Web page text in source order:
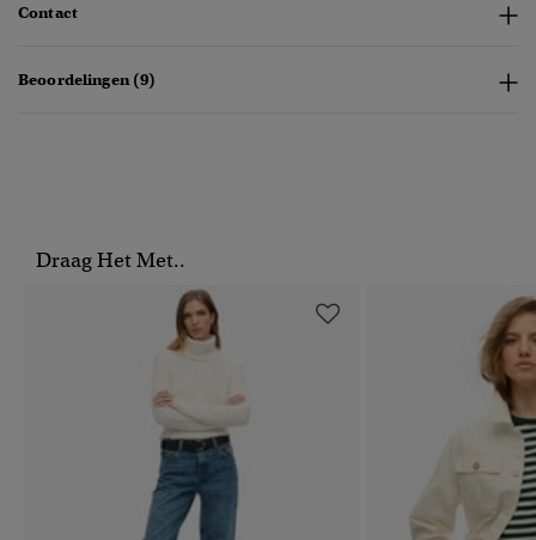
Contact
Beoordelingen (9)
Draag Het Met..